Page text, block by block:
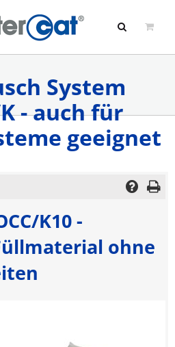
System
- auch für
geeignet
K10 -
ohne